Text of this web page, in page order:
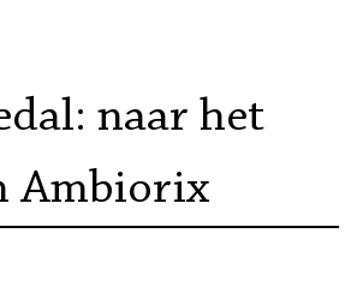
Aktiefnaar het
Ambiorix